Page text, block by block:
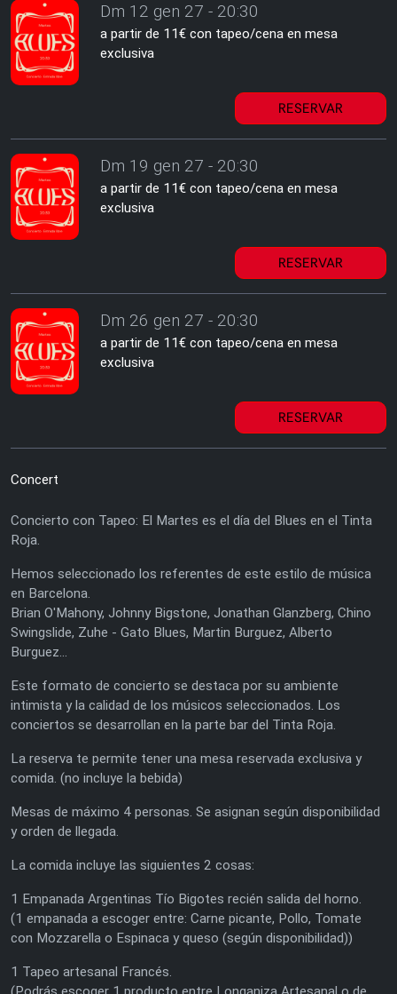
Dm 12 gen 27 - 20:30
a partir de 11€ con tapeo/cena en mesa
exclusiva
RESERVAR
Dm 19 gen 27 - 20:30
a partir de 11€ con tapeo/cena en mesa
exclusiva
RESERVAR
Dm 26 gen 27 - 20:30
a partir de 11€ con tapeo/cena en mesa
exclusiva
RESERVAR
Concert
Concierto con Tapeo: El Martes es el día del Blues en el Tinta
Roja.
Hemos seleccionado los referentes de este estilo de música
en Barcelona.
Brian O'Mahony, Johnny Bigstone, Jonathan Glanzberg, Chino
Swingslide, Zuhe - Gato Blues, Martin Burguez, Alberto
Burguez...
Este formato de concierto se destaca por su ambiente
intimista y la calidad de los músicos seleccionados. Los
conciertos se desarrollan en la parte bar del Tinta Roja.
La reserva te permite tener una mesa reservada exclusiva y
comida. (no incluye la bebida)
Mesas de máximo 4 personas. Se asignan según disponibilidad
y orden de llegada.
La comida incluye las siguientes 2 cosas:
1 Empanada Argentinas Tío Bigotes recién salida del horno.
(1 empanada a escoger entre: Carne picante, Pollo, Tomate
con Mozzarella o Espinaca y queso (según disponibilidad))
1 Tapeo artesanal Francés.